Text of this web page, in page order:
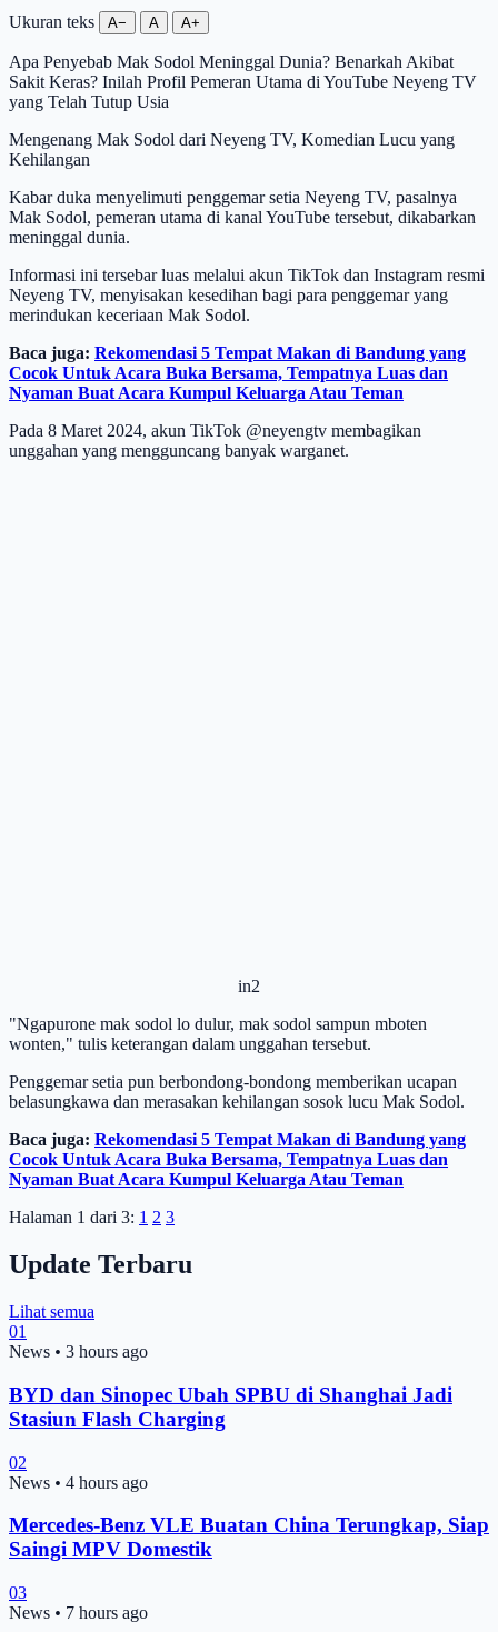
Ukuran teks A− A A+
Apa Penyebab Mak Sodol Meninggal Dunia? Benarkah Akibat
Sakit Keras? Inilah Profil Pemeran Utama di YouTube Neyeng TV
yang Telah Tutup Usia
Mengenang Mak Sodol dari Neyeng TV, Komedian Lucu yang
Kehilangan
Kabar duka menyelimuti penggemar setia Neyeng TV, pasalnya
Mak Sodol, pemeran utama di kanal YouTube tersebut, dikabarkan
meninggal dunia.
Informasi ini tersebar luas melalui akun TikTok dan Instagram resmi
Neyeng TV, menyisakan kesedihan bagi para penggemar yang
merindukan keceriaan Mak Sodol.
Baca juga: Rekomendasi 5 Tempat Makan di Bandung yang
Cocok Untuk Acara Buka Bersama, Tempatnya Luas dan
Nyaman Buat Acara Kumpul Keluarga Atau Teman
Pada 8 Maret 2024, akun TikTok @neyengtv membagikan
unggahan yang mengguncang banyak warganet.
in2
"Ngapurone mak sodol lo dulur, mak sodol sampun mboten
wonten," tulis keterangan dalam unggahan tersebut.
Penggemar setia pun berbondong-bondong memberikan ucapan
belasungkawa dan merasakan kehilangan sosok lucu Mak Sodol.
Baca juga: Rekomendasi 5 Tempat Makan di Bandung yang
Cocok Untuk Acara Buka Bersama, Tempatnya Luas dan
Nyaman Buat Acara Kumpul Keluarga Atau Teman
Halaman 1 dari 3: 1 2 3
Update Terbaru
Lihat semua
01
News • 3 hours ago
BYD dan Sinopec Ubah SPBU di Shanghai Jadi
Stasiun Flash Charging
02
News • 4 hours ago
Mercedes-Benz VLE Buatan China Terungkap, Siap
Saingi MPV Domestik
03
News • 7 hours ago